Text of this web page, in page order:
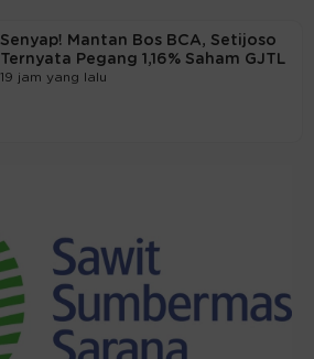
Senyap! Mantan Bos BCA, Setijoso
Ternyata Pegang 1,16% Saham GJTL
19 jam yang lalu